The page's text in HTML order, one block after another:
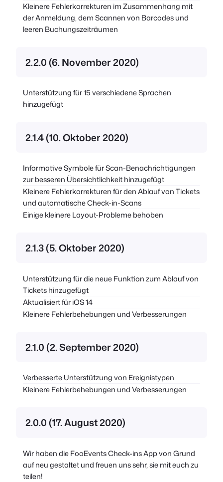
Kleinere Fehlerkorrekturen im Zusammenhang mit
der Anmeldung, dem Scannen von Barcodes und
leeren Buchungszeiträumen
2.2.0 (6. November 2020)
Unterstützung für 15 verschiedene Sprachen
hinzugefügt
2.1.4 (10. Oktober 2020)
Informative Symbole für Scan-Benachrichtigungen
zur besseren Übersichtlichkeit hinzugefügt
Kleinere Fehlerkorrekturen für den Ablauf von Tickets
und automatische Check-in-Scans
Einige kleinere Layout-Probleme behoben
2.1.3 (5. Oktober 2020)
Unterstützung für die neue Funktion zum Ablauf von
Tickets hinzugefügt
Aktualisiert für iOS 14
Kleinere Fehlerbehebungen und Verbesserungen
2.1.0 (2. September 2020)
Verbesserte Unterstützung von Ereignistypen
Kleinere Fehlerbehebungen und Verbesserungen
2.0.0 (17. August 2020)
Wir haben die FooEvents Check-ins App von Grund
auf neu gestaltet und freuen uns sehr, sie mit euch zu
teilen!